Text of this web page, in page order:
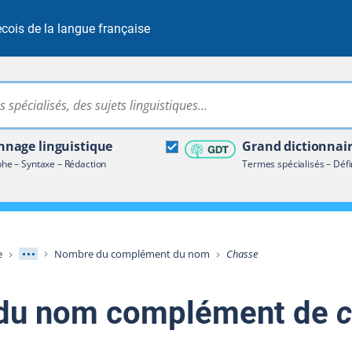
de la langue française
Rechercher dans tout le site
linguistique
– Syntaxe – Rédaction
Grand
Termes spécialisés –
terminologique
Afficher les niveaux intermédiaires
Nombre du complément du nom Chasse
nom complément de